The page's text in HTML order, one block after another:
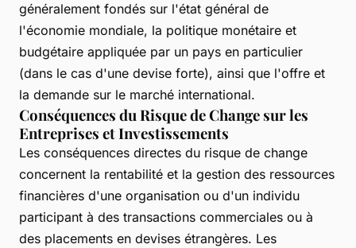
généralement fondés sur l'état général de
l'économie mondiale, la politique monétaire et
budgétaire appliquée par un pays en particulier
(dans le cas d'une devise forte), ainsi que l'offre et
la demande sur le marché international.
Conséquences du Risque de Change sur les
Entreprises et Investissements
Les conséquences directes du risque de change
concernent la rentabilité et la gestion des ressources
financières d'une organisation ou d'un individu
participant à des transactions commerciales ou à
des placements en devises étrangères. Les